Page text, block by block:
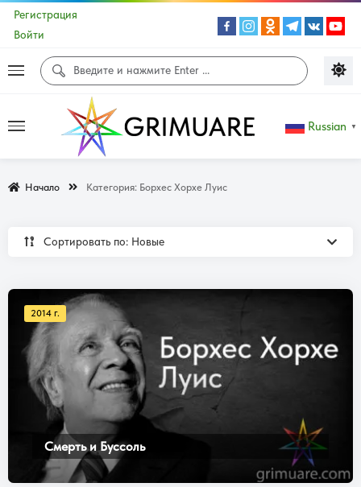
Регистрация
Войти
Russian ▼
Начало Категория: Борхес Хорхе Луис
Сортировать по: Новые
2014 г.
Смерть и Буссоль